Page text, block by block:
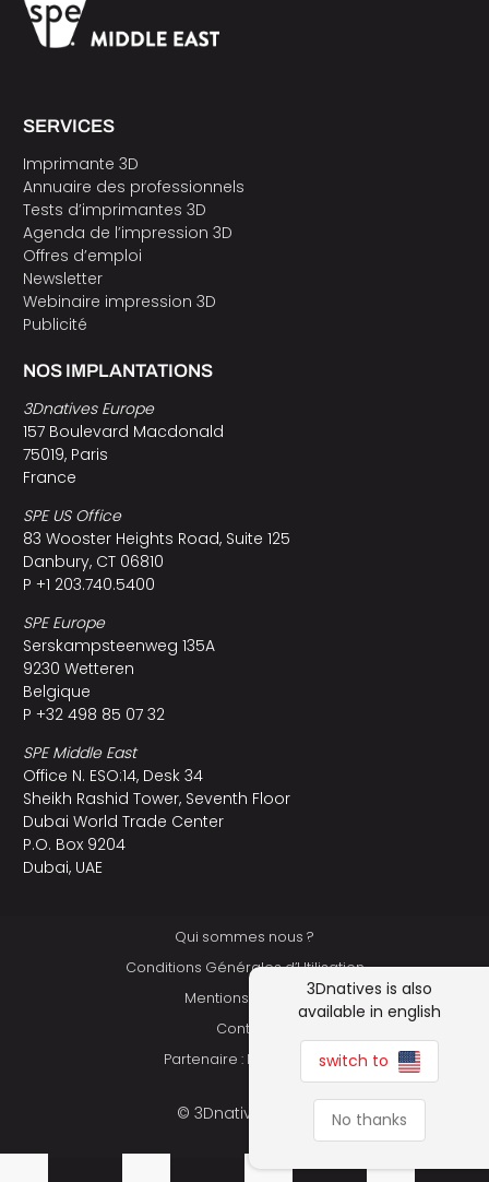
SERVICES
Imprimante 3D
Annuaire des professionnels
Tests d’imprimantes 3D
Agenda de l’impression 3D
Offres d’emploi
Newsletter
Webinaire impression 3D
Publicité
NOS IMPLANTATIONS
3Dnatives Europe
157 Boulevard Macdonald
75019, Paris
France
SPE US Office
83 Wooster Heights Road, Suite 125
Danbury, CT 06810
P +1 203.740.5400
SPE Europe
Serskampsteenweg 135A
9230 Wetteren
Belgique
P +32 498 85 07 32
SPE Middle East
Office N. ESO:14, Desk 34
Sheikh Rashid Tower, Seventh Floor
Dubai World Trade Center
P.O. Box 9204
Dubai, UAE
Qui sommes nous ?
Conditions Générales d’Utilisation
Mentions légales
Contact
Partenaire : Makershop
© 3Dnatives 2026
3Dnatives is also
available in english
switch to
No thanks